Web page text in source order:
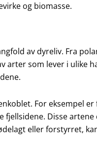
og biomasse.
av dyreliv. Fra
arter som lever i ulike
For eksempel
Disse
eller forstyrret,